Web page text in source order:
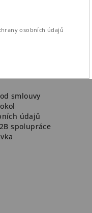
osobních údajů
smlouvy
údajů
spolupráce